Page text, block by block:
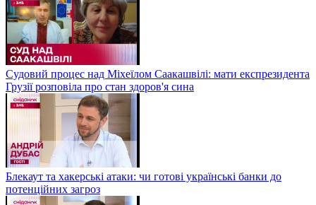
Судовий процес над Міхеїлом Саакашвілі: мати експрезидента
Грузії розповіла про стан здоров'я сина
Блекаут та хакерські атаки: чи готові українські банки до
потенційних загроз